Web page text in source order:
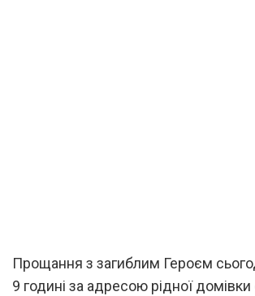
Прощання з загиблим Героєм
9 годині за адресою рідної